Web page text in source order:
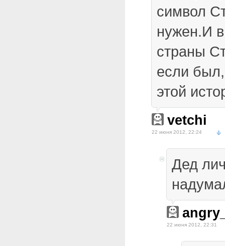
символ
нужен.И
страны
если
этой
vetchi
22 июня 2012, 22:24
Дед
22 июня 2012, 22:31